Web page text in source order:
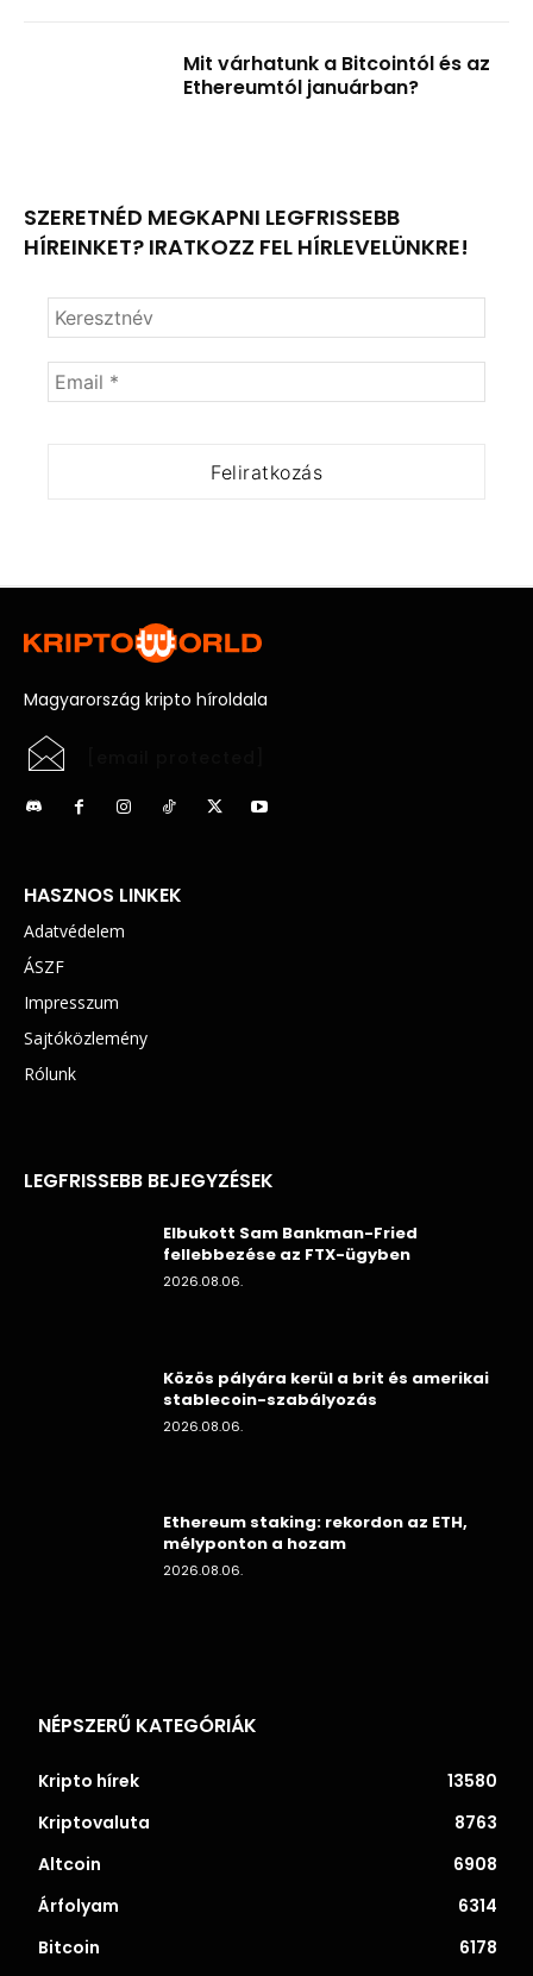
Mit várhatunk a Bitcointól és az
Ethereumtól januárban?
SZERETNÉD MEGKAPNI LEGFRISSEBB
HÍREINKET? IRATKOZZ FEL HÍRLEVELÜNKRE!
Magyarország kripto híroldala
HASZNOS LINKEK
Adatvédelem
ÁSZF
Impresszum
Sajtóközlemény
Rólunk
LEGFRISSEBB BEJEGYZÉSEK
Elbukott Sam Bankman-Fried
fellebbezése az FTX-ügyben
2026.08.06.
Közös pályára kerül a brit és amerikai
stablecoin-szabályozás
2026.08.06.
Ethereum staking: rekordon az ETH,
mélyponton a hozam
2026.08.06.
NÉPSZERŰ KATEGÓRIÁK
Kripto hírek
13580
Kriptovaluta
8763
Altcoin
6908
Árfolyam
6314
Bitcoin
6178